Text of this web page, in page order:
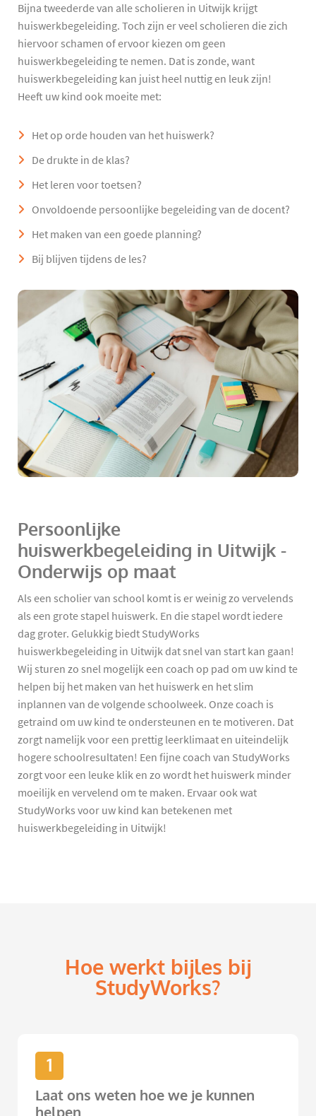
Bijna tweederde van alle scholieren in Uitwijk krijgt
huiswerkbegeleiding. Toch zijn er veel scholieren die zich
hiervoor schamen of ervoor kiezen om geen
huiswerkbegeleiding te nemen. Dat is zonde, want
huiswerkbegeleiding kan juist heel nuttig en leuk zijn!
Heeft uw kind ook moeite met:
Het op orde houden van het huiswerk?
De drukte in de klas?
Het leren voor toetsen?
Onvoldoende persoonlijke begeleiding van de docent?
Het maken van een goede planning?
Bij blijven tijdens de les?
Persoonlijke
huiswerkbegeleiding in Uitwijk -
Onderwijs op maat
Als een scholier van school komt is er weinig zo vervelends
als een grote stapel huiswerk. En die stapel wordt iedere
dag groter. Gelukkig biedt StudyWorks
huiswerkbegeleiding in Uitwijk dat snel van start kan gaan!
Wij sturen zo snel mogelijk een coach op pad om uw kind te
helpen bij het maken van het huiswerk en het slim
inplannen van de volgende schoolweek. Onze coach is
getraind om uw kind te ondersteunen en te motiveren. Dat
zorgt namelijk voor een prettig leerklimaat en uiteindelijk
hogere schoolresultaten! Een fijne coach van StudyWorks
zorgt voor een leuke klik en zo wordt het huiswerk minder
moeilijk en vervelend om te maken. Ervaar ook wat
StudyWorks voor uw kind kan betekenen met
huiswerkbegeleiding in Uitwijk!
Hoe werkt bijles bij
StudyWorks?
1
Laat ons weten hoe we je kunnen